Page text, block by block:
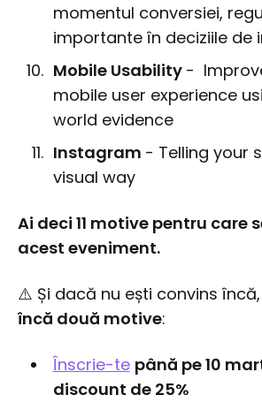
momentul conversiei,
importante în deciziile de
Mobile Usability -
mobile user experience
world evidence
Instagram - Telling your
visual way
Ai deci 11 motive pentru care
acest eveniment.
⚠️ Și dacă nu ești convins încă,
încă două motive:
Înscrie-te până pe 10
discount de 25%